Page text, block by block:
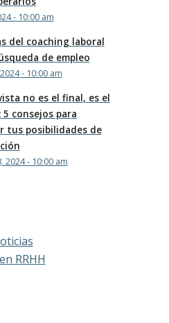
- 10:00 am
del coaching laboral
de empleo
- 10:00 am
no es el final, es el
consejos para
tus posibilidades de
2024 - 10:00 am
RRHH